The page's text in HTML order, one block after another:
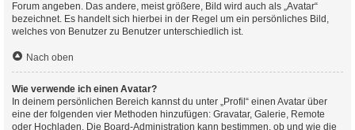
Forum angeben. Das andere, meist größere, Bild wird auch als „Avatar“
bezeichnet. Es handelt sich hierbei in der Regel um ein persönliches Bild,
welches von Benutzer zu Benutzer unterschiedlich ist.
Nach oben
Wie verwende ich einen Avatar?
In deinem persönlichen Bereich kannst du unter „Profil“ einen Avatar über
eine der folgenden vier Methoden hinzufügen: Gravatar, Galerie, Remote
oder Hochladen. Die Board-Administration kann bestimmen, ob und wie die